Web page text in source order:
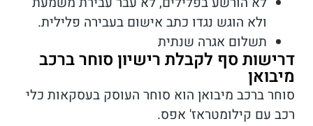
ולא הוגש נגדו כתב אישום בעבירה פלילית.
תשלום אגרה שנתית
דרישות סף לקבלת רישיון סוחר ברכב
מיבואן
סוחר ברכב מיבואן הוא סוחר העוסק בעסקאות כלי
רכב עם קילומטראז' אפס.